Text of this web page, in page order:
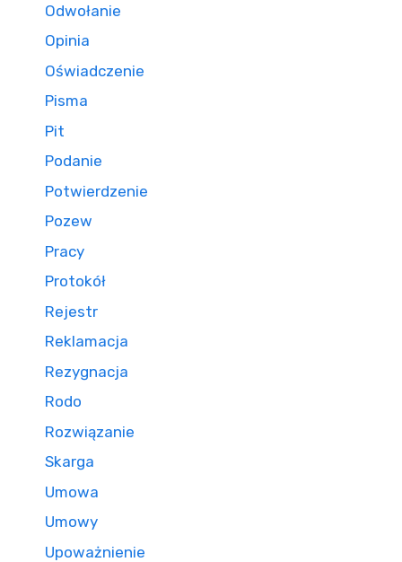
Odwołanie
Opinia
Oświadczenie
Pisma
Pit
Podanie
Potwierdzenie
Pozew
Pracy
Protokół
Rejestr
Reklamacja
Rezygnacja
Rodo
Rozwiązanie
Skarga
Umowa
Umowy
Upoważnienie